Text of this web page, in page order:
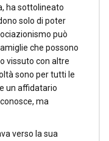
ha sottolineato
solo di poter
può
che possono
vissuto con altre
sono per tutti le
un affidatario
ma
verso la sua